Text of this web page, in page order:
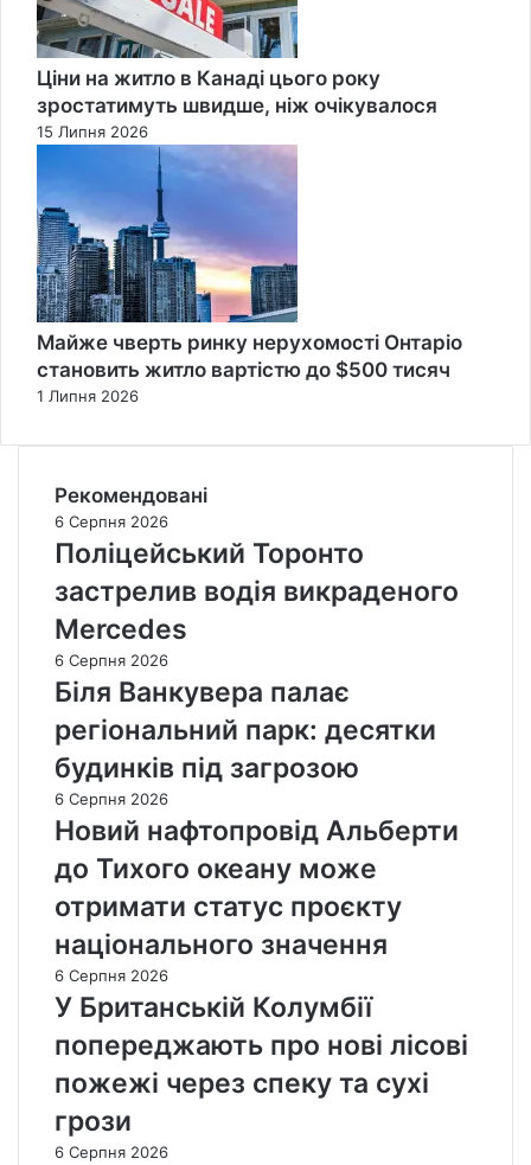
Ціни на житло в Канаді цього року
зростатимуть швидше, ніж очікувалося
15 Липня 2026
Майже чверть ринку нерухомості Онтаріо
становить житло вартістю до $500 тисяч
1 Липня 2026
Рекомендовані
6 Серпня 2026
Поліцейський Торонто
застрелив водія викраденого
Mercedes
6 Серпня 2026
Біля Ванкувера палає
регіональний парк: десятки
будинків під загрозою
6 Серпня 2026
Новий нафтопровід Альберти
до Тихого океану може
отримати статус проєкту
національного значення
6 Серпня 2026
У Британській Колумбії
попереджають про нові лісові
пожежі через спеку та сухі
грози
6 Серпня 2026